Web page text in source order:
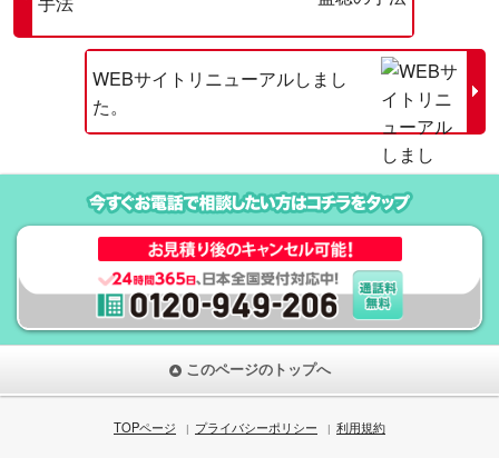
WEBサイトリニューアルしまし
た。
このページのトップへ
TOPページ プライバシーポリシー 利用規約